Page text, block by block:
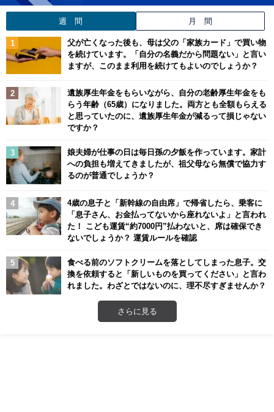
週 間 月 間
父が亡くなった後も、母は父の「家族カード」で買い物
を続けています。「自分の名義だから問題ない」と言い
ますが、このまま利用を続けてもよいのでしょうか？
遺族厚生年金をもらいながら、自分の老齢厚生年金をも
らう年齢（65歳）になりました。両方とも全額もらえる
と思っていたのに、遺族厚生年金が減るって損じゃない
ですか？
娘夫婦が仕事の日は毎日孫の夕飯を作っています。家計
への負担も増えてきましたが、祖父母なら無償で協力す
るのが普通でしょうか？
4歳の息子と「新幹線の自由席」で帰省したら、乗客に
「息子さん、お金払ってないから座れないよ」と言われ
た！ こども運賃“約7000円”払わないと、席は確保でき
ないでしょうか？ 運賃ルールを確認
食べる前のソフトクリームを落としてしまった息子。交
換を依頼すると「新しいものを買ってください」と言わ
れました。わざとではないのに、理不尽すぎませんか？
さらに見る